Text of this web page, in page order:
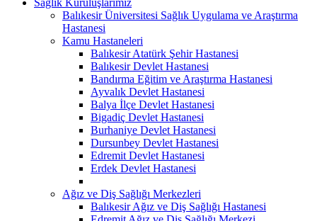
Balıkesir Üniversitesi Sağlık Uygulama ve Araştırma
Hastanesi
Kamu Hastaneleri
Balıkesir Atatürk Şehir Hastanesi
Balıkesir Devlet Hastanesi
Bandırma Eğitim ve Araştırma Hastanesi
Ayvalık Devlet Hastanesi
Balya İlçe Devlet Hastanesi
Bigadiç Devlet Hastanesi
Burhaniye Devlet Hastanesi
Dursunbey Devlet Hastanesi
Edremit Devlet Hastanesi
Erdek Devlet Hastanesi
Ağız ve Diş Sağlığı Merkezleri
Balıkesir Ağız ve Diş Sağlığı Hastanesi